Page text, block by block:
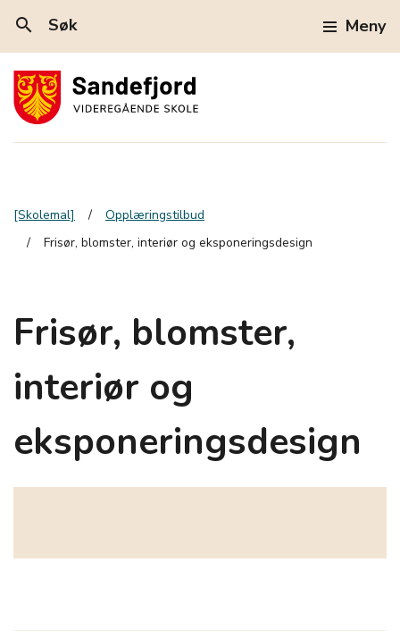
search Søk Meny
[Skolemal]
Opplæringstilbud
Frisør, blomster, interiør og eksponeringsdesign
Frisør, blomster,
interiør og
eksponeringsdesign